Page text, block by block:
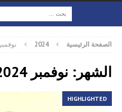
الصفحة الرئيسية 2024 نوفمبر
الشهر: نوفمبر 2024
HIGHLIGHTED